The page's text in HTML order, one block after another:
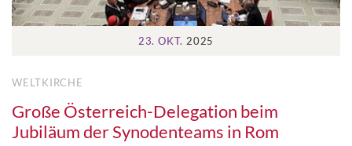
23. OKT. 2025
WELTKIRCHE
Große Österreich-Delegation beim
Jubiläum der Synodenteams in Rom